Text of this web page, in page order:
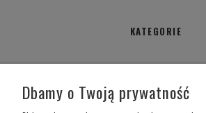
KATEGORIE
MOJE KONTO
Dbamy o Twoją prywatność